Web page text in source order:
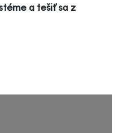
a tešiť sa z